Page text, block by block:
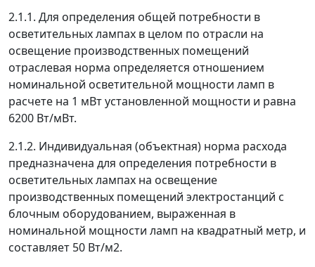
2.1.1. Для определения общей потребности в
осветительных лампах в целом по отрасли на
освещение производственных помещений
отраслевая норма определяется отношением
номинальной осветительной мощности ламп в
расчете на 1 мВт установленной мощности и равна
6200 Вт/мВт.
2.1.2. Индивидуальная (объектная) норма расхода
предназначена для определения потребности в
осветительных лампах на освещение
производственных помещений электростанций с
блочным оборудованием, выраженная в
номинальной мощности ламп на квадратный метр, и
составляет 50 Вт/м2.